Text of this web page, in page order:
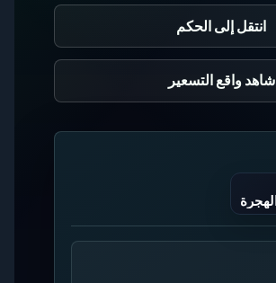
انتقل إلى الحكم
شاهد واقع التسعير